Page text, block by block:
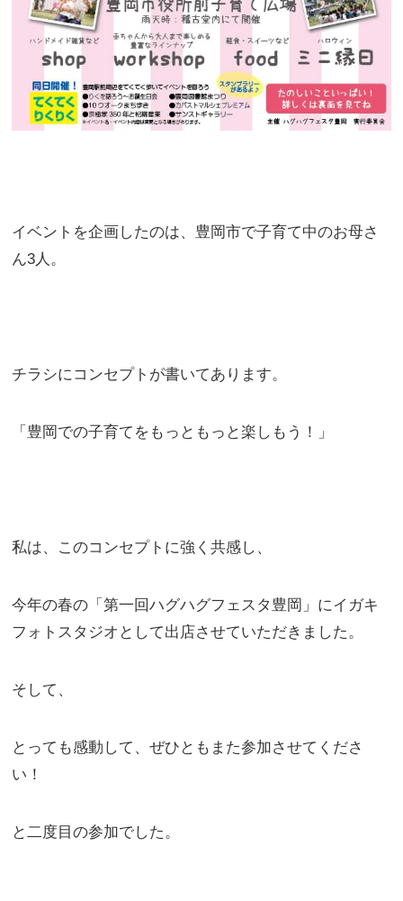
イベントを企画したのは、豊岡市で子育て中のお母さ
ん3人。
チラシにコンセプトが書いてあります。
「豊岡での子育てをもっともっと楽しもう！」
私は、このコンセプトに強く共感し、
今年の春の「第一回ハグハグフェスタ豊岡」にイガキ
フォトスタジオとして出店させていただきました。
そして、
とっても感動して、ぜひともまた参加させてくださ
い！
と二度目の参加でした。